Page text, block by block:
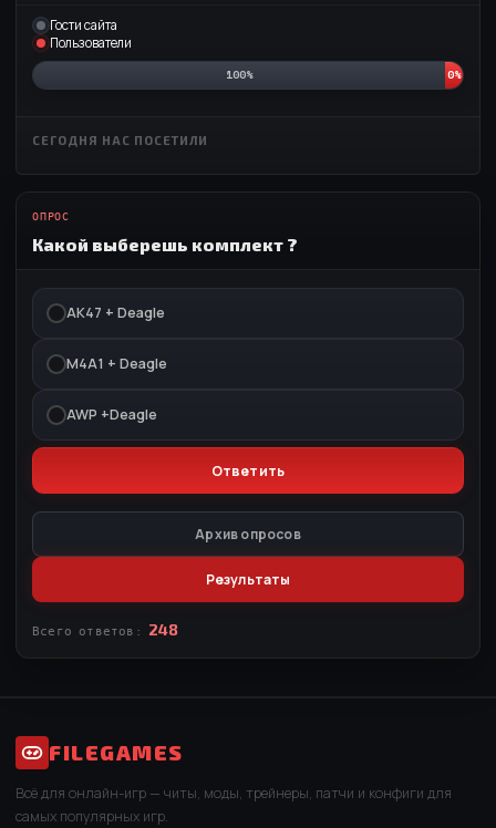
Гости сайта
Пользователи
100%
0%
СЕГОДНЯ НАС ПОСЕТИЛИ
ОПРОС
Какой выберешь комплект ?
АК47 + Deagle
M4A1 + Deagle
AWP +Deagle
Архив опросов
Результаты
Всего ответов: 248
FILEGAMES
Всё для онлайн-игр — читы, моды, трейнеры, патчи и конфиги для
самых популярных игр.